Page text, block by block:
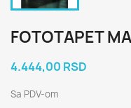
FOTOTAPET
4.444,00 RSD
Sa PDV-om